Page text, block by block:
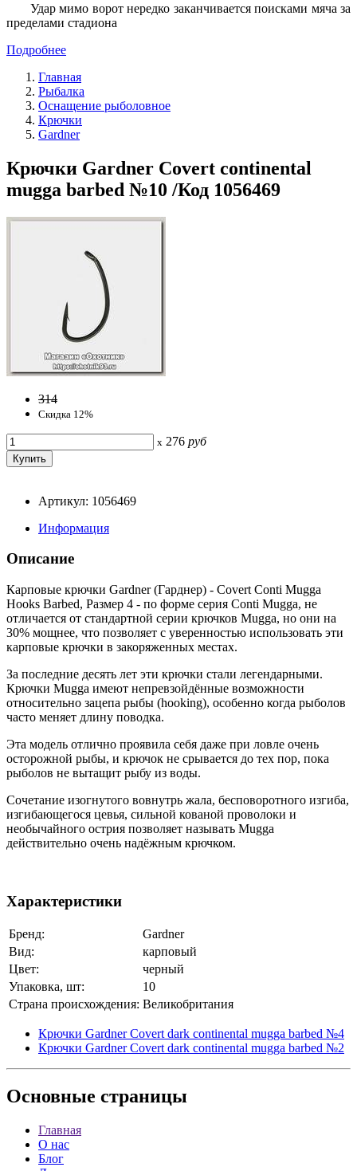
Удар мимо ворот нередко заканчивается поисками мяча за
пределами стадиона
Подробнее
Главная
Рыбалка
Оснащение рыболовное
Крючки
Gardner
Крючки Gardner Covert continental
mugga barbed №10 /Код 1056469
314
Скидка 12%
x 276 руб
Артикул: 1056469
Информация
Описание
Карповые крючки Gardner (Гарднер) - Covert Conti Mugga
Hooks Barbed, Размер 4 - по форме серия Conti Mugga, не
отличается от стандартной серии крючков Mugga, но они на
30% мощнее, что позволяет с уверенностью использовать эти
карповые крючки в закоряженных местах.
За последние десять лет эти крючки стали легендарными.
Крючки Mugga имеют непревзойдённые возможности
относительно зацепа рыбы (hooking), особенно когда рыболов
часто меняет длину поводка.
Эта модель отлично проявила себя даже при ловле очень
осторожной рыбы, и крючок не срывается до тех пор, пока
рыболов не вытащит рыбу из воды.
Сочетание изогнутого вовнутрь жала, бесповоротного изгиба,
изгибающегося цевья, сильной кованой проволоки и
необычайного острия позволяет называть Mugga
действительно очень надёжным крючком.
Характеристики
Бренд:
Gardner
Вид:
карповый
Цвет:
черный
Упаковка, шт:
10
Страна происхождения: Великобритания
Крючки Gardner Covert dark continental mugga barbed №4
Крючки Gardner Covert dark continental mugga barbed №2
Основные страницы
Главная
О нас
Блог